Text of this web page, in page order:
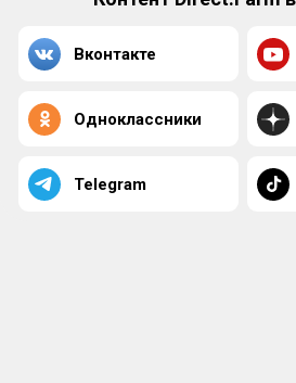
Вконтакте
Одноклассники
Telegram